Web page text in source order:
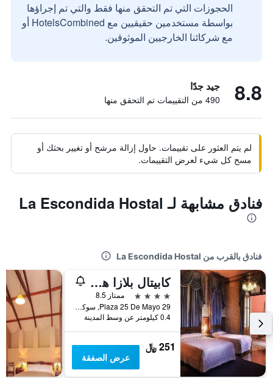
الحجوزات التي تم التحقق منها فقط والتي تم إجراؤها
بواسطة مستخدمين حقيقيين مع HotelsCombined أو
مع شركائنا الخارجيين الموثوقين.
8.8 جيد جدًا
490 من التقييمات تم التحقق منها
لم يتم العثور على تقييمات. حاول إزالة مرشح أو تغيير بحثك أو
مسح كل شيء لعرض التقييمات.
فنادق مشابهة لـ La Escondida Hostal
فنادق بالقرب من La Escondida Hostal
كابيتال بلازا هوتل
4 نجوم
ممتاز 8.5
Plaza 25 De Mayo 29, سوكري, بوليفيا
0.4 كيلومتر عن وسط المدينة
251 ﷼
عرض الصفقة